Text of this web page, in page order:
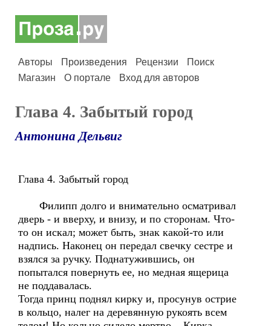
Авторы Произведения Рецензии
Поиск
Магазин
О портале Вход для авторов
Глава 4. Забытый город
Антонина Дельвиг
Глава 4. Забытый город
Филипп долго и внимательно осматривал
дверь - и вверху, и внизу, и по сторонам. Что-
то он искал; может быть, знак какой-то или
надпись. Наконец он передал свечку сестре и
взялся за ручку. Поднатужившись, он
попытался повернуть ее, но медная ящерица
не поддавалась.
Тогда принц поднял кирку и, просунув острие
в кольцо, налег на деревянную рукоять всем